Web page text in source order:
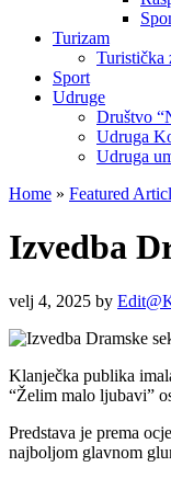
Turizam
Turistička
Sport
Udruge
Društvo
Udruga
Udruga
Home » Featured
Izvedba
velj 4, 2025 by
Klanječka publika
“Želim malo ljubavi”
Predstava je prema
najboljom glavnom